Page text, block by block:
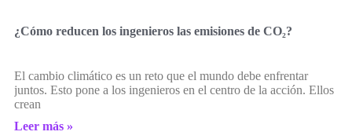
¿Cómo reducen los ingenieros las emisiones de CO₂?
El cambio climático es un reto que el mundo debe enfrentar
juntos. Esto pone a los ingenieros en el centro de la acción. Ellos
crean
Leer más »